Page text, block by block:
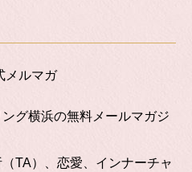
グ横浜の無料メールマガジ
TA）、恋愛、インナーチャ